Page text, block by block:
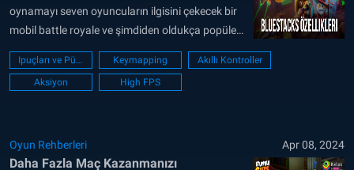
oynamayı seven oyuncuların ilgisini çekecek bir
mobil battle royale ve şimdiden oldukça popüler
olduğunu söyleyebiliriz. 2022’de interneti kasıp
kavuran hit oyun Fall Guys’a benzeyen Stumble
Guys, mobil cihazlar için özel olarak geliştirildi.
Ipuçları ve Püf noktaları Keymapping
Akıllı Kontroller
Aksiyon
High FPS
Oyun Rehberleri Apr 08, 2024
Daha Fazla Maç Kazanmanızı